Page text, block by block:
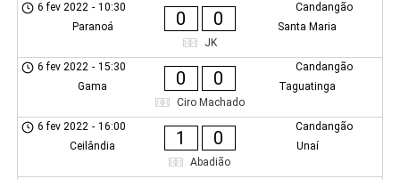
Candangão
6 fev 2022 - 10:30
Paranoá
0 0
Santa Maria
JK
Candangão
6 fev 2022 - 15:30
Gama
0 0
Taguatinga
Ciro Machado
Candangão
6 fev 2022 - 16:00
Ceilândia
1 0
Unaí
Abadião